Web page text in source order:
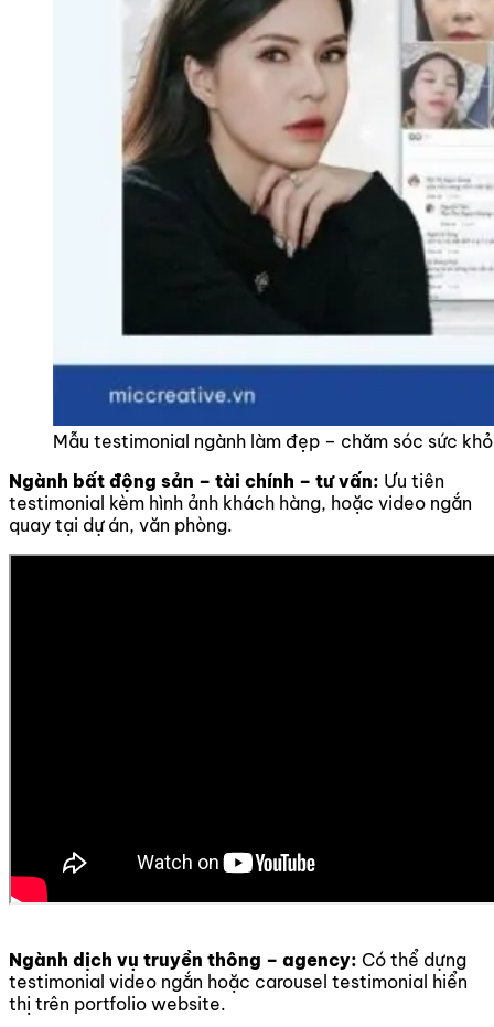
Mẫu testimonial ngành làm đẹp – chăm sóc sức
Ngành bất động sản – tài chính – tư vấn: Ưu tiên
testimonial kèm hình ảnh khách hàng, hoặc video ngắn
quay tại dự án, văn phòng.
Ngành dịch vụ truyền thông – agency: Có thể dựng
testimonial video ngắn hoặc carousel testimonial hiển
thị trên portfolio website.